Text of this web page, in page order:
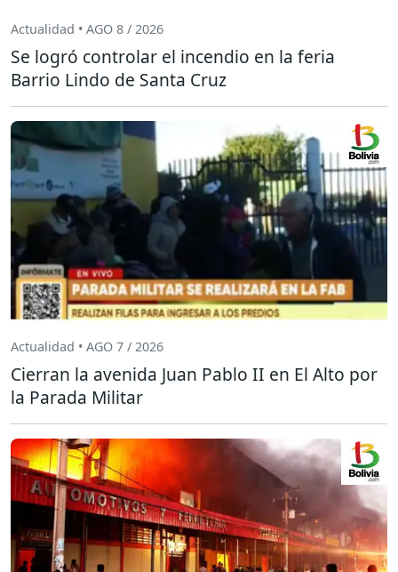
Actualidad • AGO 8 / 2026
Se logró controlar el incendio en la feria
Barrio Lindo de Santa Cruz
Actualidad • AGO 7 / 2026
Cierran la avenida Juan Pablo II en El Alto por
la Parada Militar